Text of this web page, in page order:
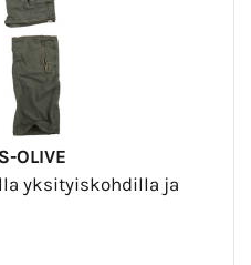
OLIVE
yksityiskohdilla ja